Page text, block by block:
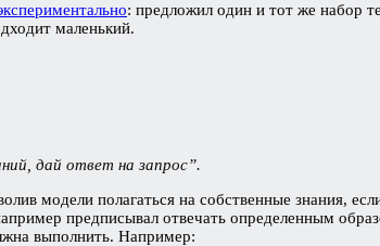
: предложил один и тот же набор
маленький.
дай ответ на запрос”.
модели полагаться на собственные знания,
предписывал отвечать определенным
выполнить. Например: